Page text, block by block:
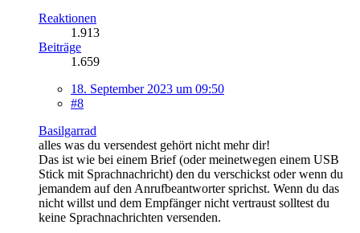
Reaktionen
1.913
Beiträge
1.659
18. September 2023 um 09:50
#8
Basilgarrad
alles was du versendest gehört nicht mehr dir!
Das ist wie bei einem Brief (oder meinetwegen einem USB
Stick mit Sprachnachricht) den du verschickst oder wenn du
jemandem auf den Anrufbeantworter sprichst. Wenn du das
nicht willst und dem Empfänger nicht vertraust solltest du
keine Sprachnachrichten versenden.